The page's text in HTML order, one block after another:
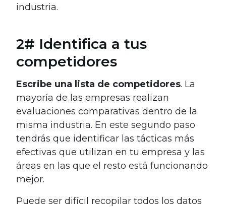
industria.
2# Identifica a tus
competidores
Escribe una lista de competidores. La
mayoría de las empresas realizan
evaluaciones comparativas dentro de la
misma industria. En este segundo paso
tendrás que identificar las tácticas más
efectivas que utilizan en tu empresa y las
áreas en las que el resto está funcionando
mejor.
Puede ser difícil recopilar todos los datos